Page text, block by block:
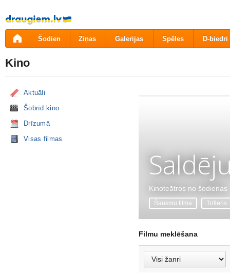
Pāriet
uz
saturu
Šodien Ziņas Galerijas Spēles D-biedri
Kino
Aktuāli
Šobrīd kino
Drīzumā
Visas filmas
Kinoteātros no šodienas
Šausmu filma Trilleris
Filmu meklēšana